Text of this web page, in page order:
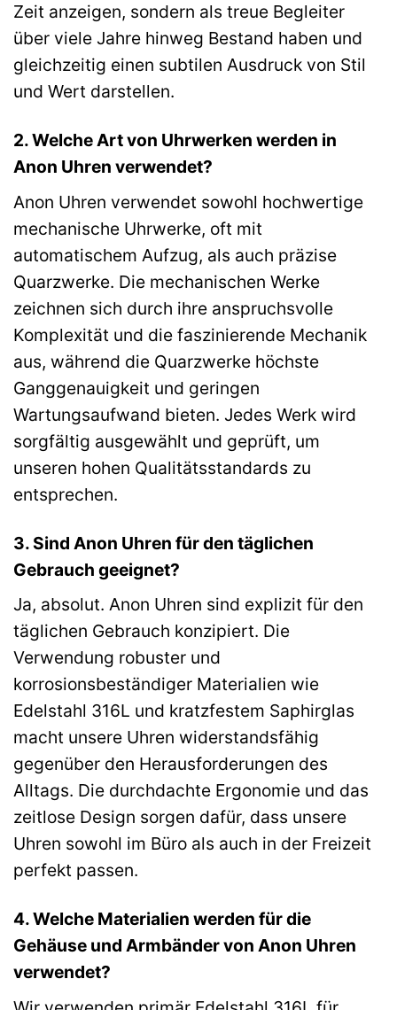
Zeit anzeigen, sondern als treue Begleiter
über viele Jahre hinweg Bestand haben und
gleichzeitig einen subtilen Ausdruck von Stil
und Wert darstellen.
2. Welche Art von Uhrwerken werden in
Anon Uhren verwendet?
Anon Uhren verwendet sowohl hochwertige
mechanische Uhrwerke, oft mit
automatischem Aufzug, als auch präzise
Quarzwerke. Die mechanischen Werke
zeichnen sich durch ihre anspruchsvolle
Komplexität und die faszinierende Mechanik
aus, während die Quarzwerke höchste
Ganggenauigkeit und geringen
Wartungsaufwand bieten. Jedes Werk wird
sorgfältig ausgewählt und geprüft, um
unseren hohen Qualitätsstandards zu
entsprechen.
3. Sind Anon Uhren für den täglichen
Gebrauch geeignet?
Ja, absolut. Anon Uhren sind explizit für den
täglichen Gebrauch konzipiert. Die
Verwendung robuster und
korrosionsbeständiger Materialien wie
Edelstahl 316L und kratzfestem Saphirglas
macht unsere Uhren widerstandsfähig
gegenüber den Herausforderungen des
Alltags. Die durchdachte Ergonomie und das
zeitlose Design sorgen dafür, dass unsere
Uhren sowohl im Büro als auch in der Freizeit
perfekt passen.
4. Welche Materialien werden für die
Gehäuse und Armbänder von Anon Uhren
verwendet?